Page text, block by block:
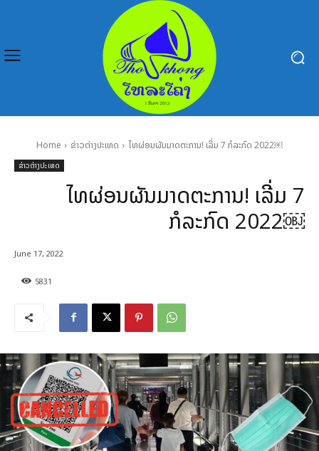
Home ຂ່າວຕ່າງປະເທດ ໄທຜ່ອນຜັນມາດຕະການ! ເລີ່ມ 7 ກໍລະກົດ 2022￼
ຂ່າວຕ່າງປະເທດ
ໄທຜ່ອນຜັນມາດຕະການ! ເລີ່ມ 7
ກໍລະກົດ 2022￼
5831
June 17, 2022